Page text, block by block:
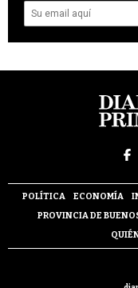
POLÍTICA ECONOMÍA
PROVINCIA DE